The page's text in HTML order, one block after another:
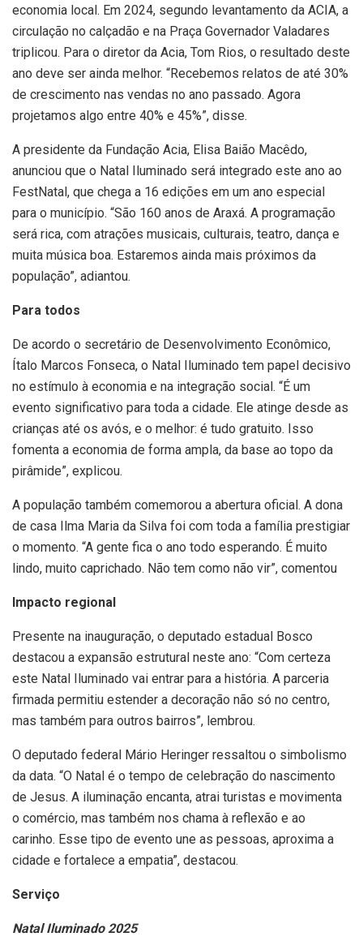
economia local. Em 2024, segundo levantamento da ACIA, a
circulação no calçadão e na Praça Governador Valadares
triplicou. Para o diretor da Acia, Tom Rios, o resultado deste
ano deve ser ainda melhor. “Recebemos relatos de até 30%
de crescimento nas vendas no ano passado. Agora
projetamos algo entre 40% e 45%”, disse.
A presidente da Fundação Acia, Elisa Baião Macêdo,
anunciou que o Natal Iluminado será integrado este ano ao
FestNatal, que chega a 16 edições em um ano especial
para o município. “São 160 anos de Araxá. A programação
será rica, com atrações musicais, culturais, teatro, dança e
muita música boa. Estaremos ainda mais próximos da
população”, adiantou.
Para todos
De acordo o secretário de Desenvolvimento Econômico,
Ítalo Marcos Fonseca, o Natal Iluminado tem papel decisivo
no estímulo à economia e na integração social. “É um
evento significativo para toda a cidade. Ele atinge desde as
crianças até os avós, e o melhor: é tudo gratuito. Isso
fomenta a economia de forma ampla, da base ao topo da
pirâmide”, explicou.
A população também comemorou a abertura oficial. A dona
de casa Ilma Maria da Silva foi com toda a família prestigiar
o momento. “A gente fica o ano todo esperando. É muito
lindo, muito caprichado. Não tem como não vir”, comentou
Impacto regional
Presente na inauguração, o deputado estadual Bosco
destacou a expansão estrutural neste ano: “Com certeza
este Natal Iluminado vai entrar para a história. A parceria
firmada permitiu estender a decoração não só no centro,
mas também para outros bairros”, lembrou.
O deputado federal Mário Heringer ressaltou o simbolismo
da data. “O Natal é o tempo de celebração do nascimento
de Jesus. A iluminação encanta, atrai turistas e movimenta
o comércio, mas também nos chama à reflexão e ao
carinho. Esse tipo de evento une as pessoas, aproxima a
cidade e fortalece a empatia”, destacou.
Serviço
Natal Iluminado 2025